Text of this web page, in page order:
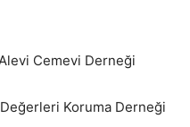
Cemevi Derneği
Koruma Derneği